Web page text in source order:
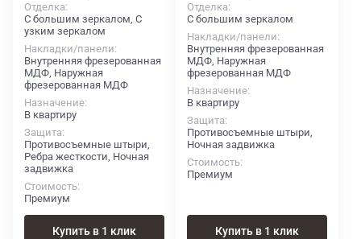
Отделка
С большим зеркалом, С
узким зеркалом
Накладки/панели
Внутренняя фрезерованная
МДФ, Наружная
фрезерованная МДФ
Назначение
В квартиру
Защита
Противосъемные штыри,
Ребра жесткости, Ночная
задвижка
Стоимость
Премиум
Купить в 1 клик
Отделка
С большим зеркалом
Накладки/панели
Внутренняя фрезерованная
МДФ, Наружная
фрезерованная МДФ
Назначение
В квартиру
Защита
Противосъемные штыри,
Ночная задвижка
Стоимость
Премиум
Купить в 1 клик